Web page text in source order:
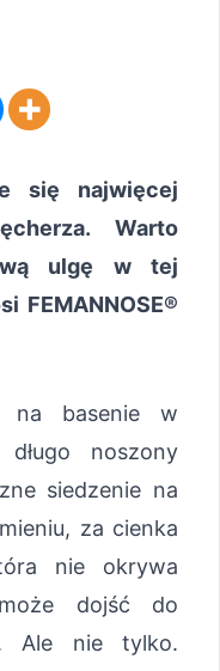
się najwięcej
cherza.Warto
ulgę w tej
FEMANNOSE®
na basenie w
noszony
siedzenie na
za cienka
nie okrywa
dojść do
Ale nie tylko.